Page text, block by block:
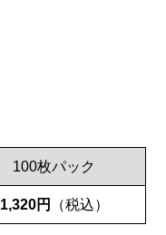
100枚パック
1,320円 （税込）